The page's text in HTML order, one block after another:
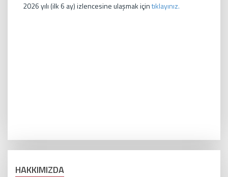
2026 yılı (ilk 6 ay) izlencesine ulaşmak içintıklayınız.
HAKKIMIZDA